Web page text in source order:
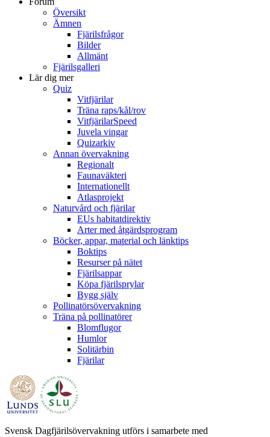
Översikt
Ämnen
Fjärilsfrågor
Bilder
Allmänt
Fjärilsgalleri
Lär dig mer
Quiz
Vitfjärilar
Träna raps/kål/rov
VitfjärilarSpeed
Juvela vingar
Quizarkiv
Annan övervakning
Regionalt
Faunaväkteri
Internationellt
Atlasprojekt
Naturvård och fjärilar
EUs habitatdirektiv
Arter med åtgärdsprogram
Böcker, appar, material och länktips
Boktips
Resurser på nätet
Fjärilsappar
Köpa fjärilsprylar
Bygg själv
Pollinatörsövervakning
Träna på pollinatörer
Blomflugor
Humlor
Solitärbin
Fjärilar
Svensk Dagfjärilsövervakning utförs i samarbete med